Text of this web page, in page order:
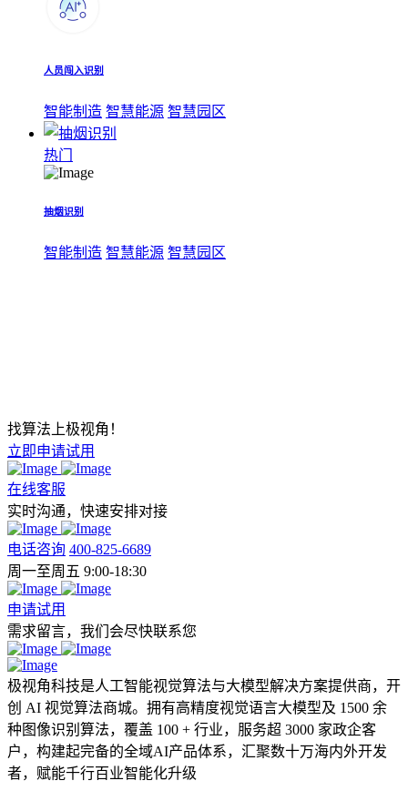
人员闯入识别
智能制造 智慧能源 智慧园区
热门
抽烟识别
智能制造 智慧能源 智慧园区
找算法上极视角！
立即申请试用
在线客服
实时沟通，快速安排对接
电话咨询 400-825-6689
周一至周五 9:00-18:30
申请试用
需求留言，我们会尽快联系您
极视角科技是人工智能视觉算法与大模型解决方案提供商，开
创 AI 视觉算法商城。拥有高精度视觉语言大模型及 1500 余
种图像识别算法，覆盖 100 + 行业，服务超 3000 家政企客
户，构建起完备的全域AI产品体系，汇聚数十万海内外开发
者，赋能千行百业智能化升级